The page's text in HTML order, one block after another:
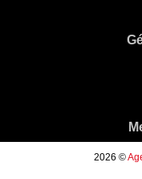
2026 ©